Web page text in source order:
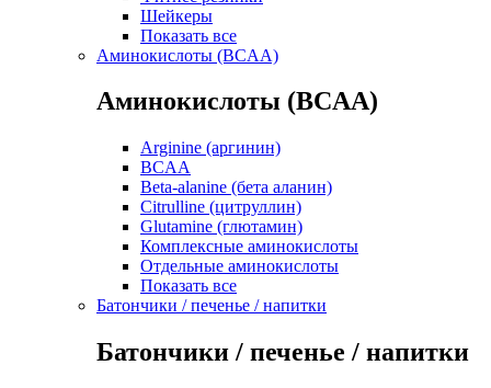
Шейкеры
Показать все
Аминокислоты (BCAA)
Аминокислоты (BCAA)
Arginine (аргинин)
BCAA
Beta-alanine (бета аланин)
Citrulline (цитруллин)
Glutamine (глютамин)
Комплексные аминокислоты
Отдельные аминокислоты
Показать все
Батончики / печенье / напитки
Батончики / печенье / напитки